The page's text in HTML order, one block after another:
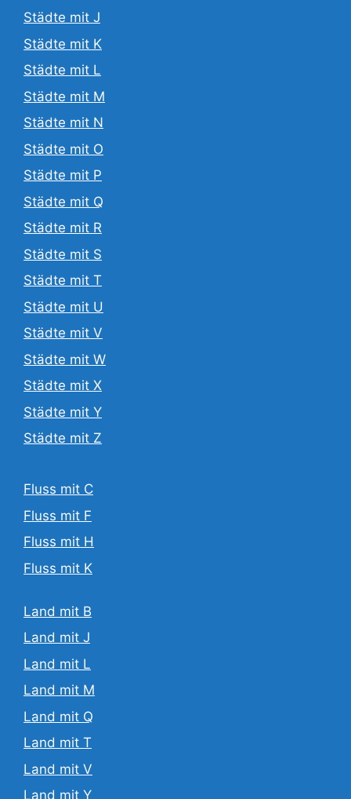
Städte mit J
Städte mit K
Städte mit L
Städte mit M
Städte mit N
Städte mit O
Städte mit P
Städte mit Q
Städte mit R
Städte mit S
Städte mit T
Städte mit U
Städte mit V
Städte mit W
Städte mit X
Städte mit Y
Städte mit Z
Fluss mit C
Fluss mit F
Fluss mit H
Fluss mit K
Land mit B
Land mit J
Land mit L
Land mit M
Land mit Q
Land mit T
Land mit V
Land mit Y